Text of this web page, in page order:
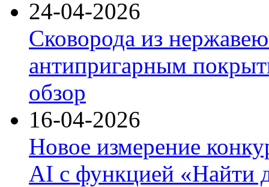
24-04-2026
Сковорода из
антипригарным
обзор
16-04-2026
Новое измерение
AI с функцией «Найти